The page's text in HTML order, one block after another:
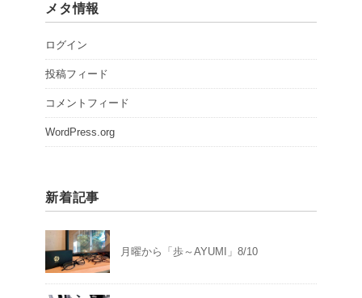
メタ情報
ログイン
投稿フィード
コメントフィード
WordPress.org
新着記事
月曜から「歩～AYUMI」8/10